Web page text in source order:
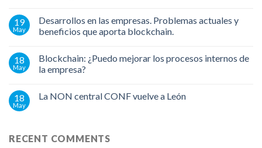
19
May
Desarrollos en las empresas. Problemas actuales y
beneficios que aporta blockchain.
18
May
Blockchain: ¿Puedo mejorar los procesos internos de
la empresa?
18
May
La NON central CONF vuelve a León
RECENT COMMENTS